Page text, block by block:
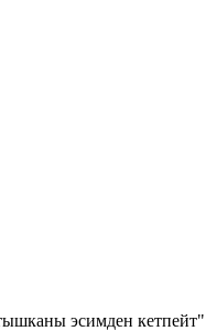
эсимден кетпейт"